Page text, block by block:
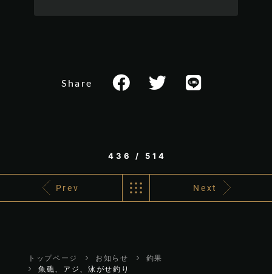
Share
436 / 514
Prev Next
トップページ お知らせ
釣果
魚礁、アジ、泳がせ釣り